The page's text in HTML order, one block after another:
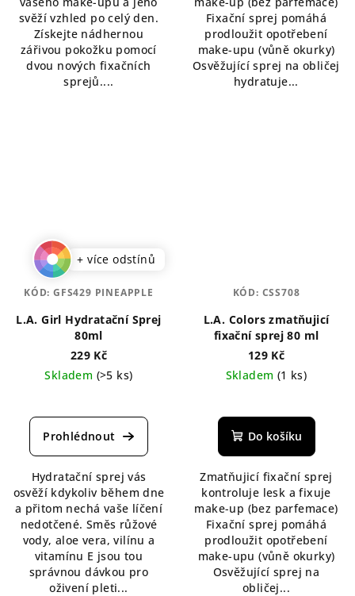
hvězdiček.
svěží vzhled po celý den.
Získejte nádhernou
zářivou pokožku pomocí
dvou nových fixačních
sprejů....
hvězdiček.
Fixační sprej pomáhá
prodloužit opotřebení
make-upu (vůně okurky)
Osvěžující sprej na obličej
hydratuje...
+ více odstínů
L.A. Girl Hydratační Sprej
80ml
229 Kč
Skladem (>5 ks)
hodnocení
produktu
z
5
hvězdiček.
Hydratační sprej vás
osvěží kdykoliv během dne
a přitom nechá vaše líčení
nedotčené. Směs růžové
vody, aloe vera, vilínu a
vitamínu E jsou tou
správnou dávkou pro
oživení pleti...
KÓD:GFS429 PINEAPPLE
L.A. Colors zmatňujicí
fixační sprej 80 ml
129 Kč
Skladem (1 ks)
hodnocení
produktu
z
5
hvězdiček.
Do košíku
Zmatňujicí fixační sprej
kontroluje lesk a fixuje
make-up (bez parfemace)
Fixační sprej pomáhá
prodloužit opotřebení
make-upu (vůně okurky)
Osvěžující sprej na
obličej...
KÓD: CSS708